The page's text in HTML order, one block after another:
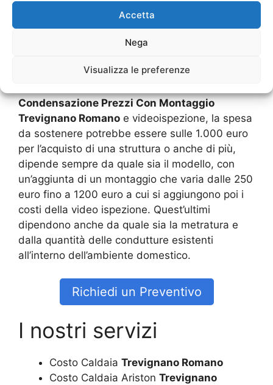
Accetta
Nega
Visualizza le preferenze
di conseguenza anche di proporre delle
riparazioni che portino a far funzionare, in modo
adeguato, tutto l’impianto di riscaldamento.
Ovviamente c’è da chiedersi quanto possa poi
Condensazione Prezzi Con Montaggio
Trevignano Romano e videoispezione, la spesa
da sostenere potrebbe essere sulle 1.000 euro
per l’acquisto di una struttura o anche di più,
dipende sempre da quale sia il modello, con
un’aggiunta di un montaggio che varia dalle 250
euro fino a 1200 euro a cui si aggiungono poi i
costi della video ispezione. Quest’ultimi
dipendono anche da quale sia la metratura e
dalla quantità delle condutture esistenti
all’interno dell’ambiente domestico.
Richiedi un Preventivo
I nostri servizi
Costo Caldaia Trevignano Romano
Costo Caldaia Ariston Trevignano